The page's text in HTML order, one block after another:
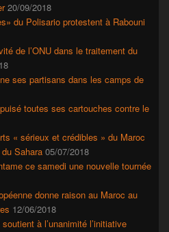
20/09/2018
du Polisario protestent à Rabouni
de l’ONU dans le traitement du
ses partisans dans les camps de
toutes ses cartouches contre le
« sérieux et crédibles » du Maroc
Sahara 05/07/2018
ce samedi une nouvelle tournée
donne raison au Maroc au
12/06/2018
à l’unanimité l’initiative